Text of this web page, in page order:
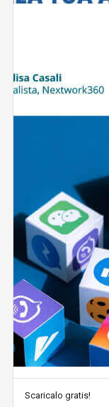
Scaricalo gratis!